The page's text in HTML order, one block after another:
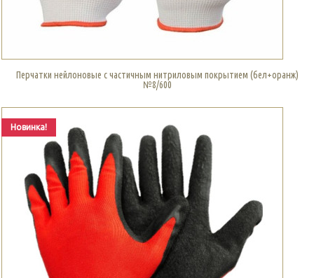
Перчатки нейлоновые с частичным нитриловым покрытием (бел+оранж)
№8/600
Новинка!